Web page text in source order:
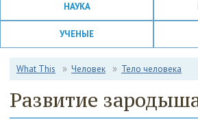
НАУКА
УЧЕНЫЕ
What This Человек Тело человека
Развитие